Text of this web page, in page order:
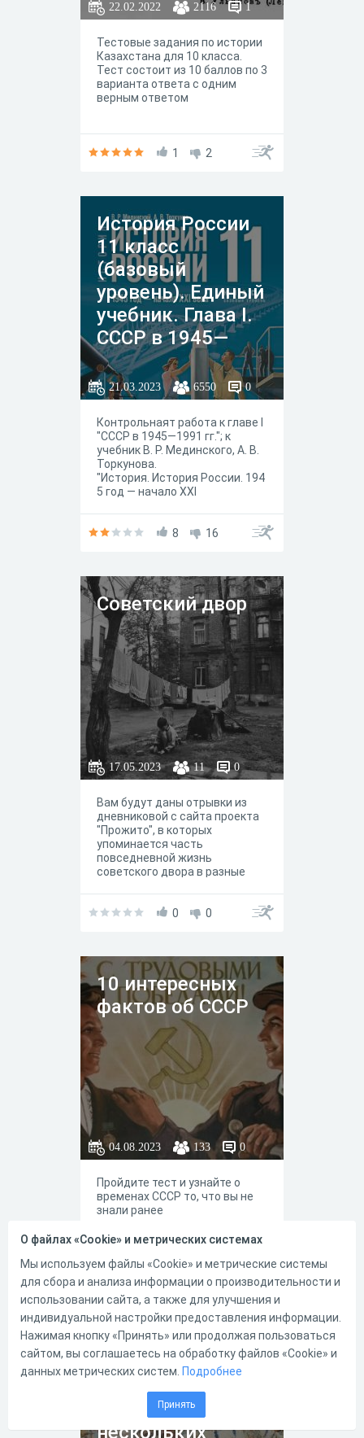
22.02.2022 2116 1
Тестовые задания по истории
Казахстана для 10 класса.
Тест состоит из 10 баллов по 3
варианта ответа с одним
верным ответом
1 2
История России
11 класс
(базовый
уровень). Единый
учебник. Глава I.
СССР в 1945—
1991 гг.
Контрольная
работа №1.
21.03.2023 6550 0
Контрольнаят работа к главе I
"СССР в 1945—1991 гг."; к
учебник В. Р. Мединского, А. В.
Торкунова.
"История. История России. 194
5 год — начало XXI
8
16
Советский двор
17.05.2023 11 0
Вам будут даны отрывки из
дневниковой с сайта проекта
"Прожито", в которых
упоминается часть
повседневной жизнь
советского двора в разные
Попробуйте атрибутировать
указывайте десятилетие !!!!
(вот так: "1910", "1920").
0 0
10 интересных
фактов об СССР
04.08.2023 133 0
Пройдите тест и узнайте о
временах СССР то, что вы не
знали ранее
О культуре 1920-
1930-хх гг в
России в
нескольких
О файлах «Cookie» и метрических системах
Мы используем файлы «Cookie» и метрические системы
для сбора и анализа информации о производительности и
использовании сайта, а также для улучшения и
индивидуальной настройки предоставления информации.
Нажимая кнопку «Принять» или продолжая пользоваться
сайтом, вы соглашаетесь на обработку файлов «Cookie» и
данных метрических систем. Подробнее
Принять